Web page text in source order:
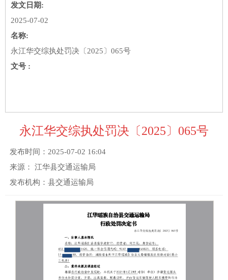
发文日期:
2025-07-02
名称:
永江华交综执处罚决〔2025〕065号
文号 :
永江华交综执处罚决〔2025〕065号
发布时间： 2025-07-02 16:04
来源： 江华县交通运输局
发布机构： 县交通运输局